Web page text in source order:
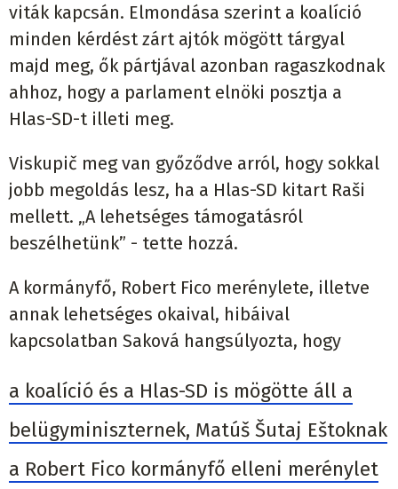
viták kapcsán. Elmondása szerint a koalíció
minden kérdést zárt ajtók mögött tárgyal
majd meg, ők pártjával azonban ragaszkodnak
ahhoz, hogy a parlament elnöki posztja a
Hlas-SD-t illeti meg.
Viskupič meg van győződve arról, hogy sokkal
jobb megoldás lesz, ha a Hlas-SD kitart Raši
mellett. „A lehetséges támogatásról
beszélhetünk” - tette hozzá.
A kormányfő, Robert Fico merénylete, illetve
annak lehetséges okaival, hibáival
kapcsolatban Saková hangsúlyozta, hogy
a koalíció és a Hlas-SD is mögötte áll a
belügyminiszternek, Matúš Šutaj Eštoknak
a Robert Fico kormányfő elleni merénylet